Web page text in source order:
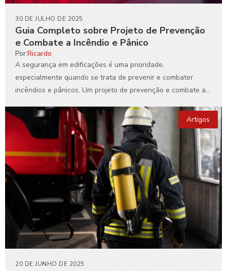
Guia Completo sobre Projeto de Prevenção
e Combate a Incêndio e Pânico
30 DE JULHO DE 2025
Por:Ricardo
A segurança em edificações é uma prioridade,
especialmente quando se trata de prevenir e combater
incêndios e pânicos. Um projeto de prevenção e combate a...
Artigos
20 DE JUNHO DE 2025